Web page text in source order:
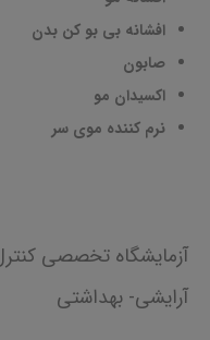
افشانه بی بو کن بدن
صابون
اکسیدان مو
نرم کننده موی سر
آزمایشگاه تخصصی
آرایشی- بهداشتی